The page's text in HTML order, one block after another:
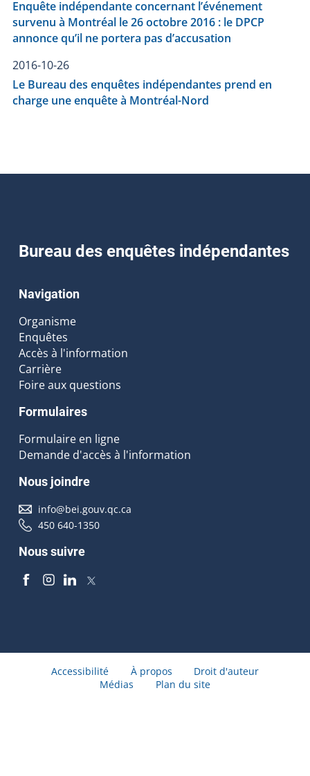
Enquête indépendante concernant l’événement
survenu à Montréal le 26 octobre 2016 : le DPCP
annonce qu’il ne portera pas d’accusation
2016-10-26
Le Bureau des enquêtes indépendantes prend en
charge une enquête à Montréal-Nord
Bureau des enquêtes indépendantes
Navigation
Organisme
Enquêtes
Accès à l'information
Carrière
Foire aux questions
Formulaires
Formulaire en ligne
Demande d'accès à l'information
Nous joindre
info@bei.gouv.qc.ca
450 640-1350
Nous suivre
Accessibilité À propos
Droit d'auteur
Médias
Plan du site